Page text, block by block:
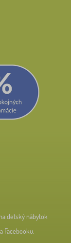
detský nábytok
Facebooku.